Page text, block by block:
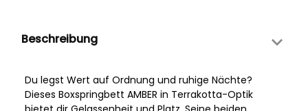
Beschreibung
Du legst Wert auf Ordnung und ruhige Nächte?
Dieses Boxspringbett AMBER in Terrakotta-Optik